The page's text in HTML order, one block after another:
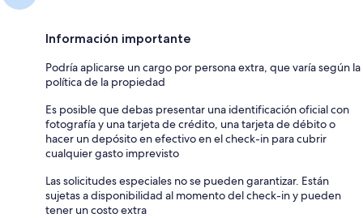
Información importante
Podría aplicarse un cargo por persona extra, que varía según la
política de la propiedad
Es posible que debas presentar una identificación oficial con
fotografía y una tarjeta de crédito, una tarjeta de débito o
hacer un depósito en efectivo en el check-in para cubrir
cualquier gasto imprevisto
Las solicitudes especiales no se pueden garantizar. Están
sujetas a disponibilidad al momento del check-in y pueden
tener un costo extra